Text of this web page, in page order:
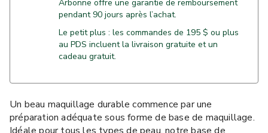
Arbonne offre une garantie de remboursement
pendant 90 jours après l’achat.
Le petit plus : les commandes de 195 $ ou plus
au PDS incluent la livraison gratuite et un
cadeau gratuit.
Un beau maquillage durable commence par une
préparation adéquate sous forme de base de maquillage.